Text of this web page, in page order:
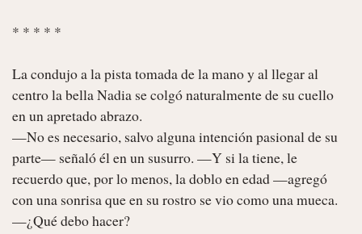
* * * * *
La condujo a la pista tomada de la mano y al llegar al
centro la bella Nadia se colgó naturalmente de su cuello
en un apretado abrazo.
—No es necesario, salvo alguna intención pasional de su
parte— señaló él en un susurro. —Y si la tiene, le
recuerdo que, por lo menos, la doblo en edad —agregó
con una sonrisa que en su rostro se vio como una mueca.
—¿Qué debo hacer?